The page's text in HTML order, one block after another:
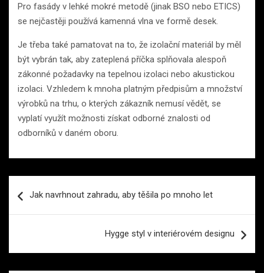
Pro fasády v lehké mokré metodě (jinak BSO nebo ETICS)
se nejčastěji používá kamenná vlna ve formě desek.
Je třeba také pamatovat na to, že izolační materiál by měl
být vybrán tak, aby zateplená příčka splňovala alespoň
zákonné požadavky na tepelnou izolaci nebo akustickou
izolaci. Vzhledem k mnoha platným předpisům a množství
výrobků na trhu, o kterých zákazník nemusí vědět, se
vyplatí využít možnosti získat odborné znalosti od
odborníků v daném oboru.
proJak navrhnout zahradu, aby těšila po mnoho let
Hygge styl v interiérovém designu